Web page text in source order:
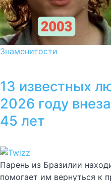
Знаменитости
13 известных
2026 году
45 лет
Парень из Бразилии
помогает им вернуться к